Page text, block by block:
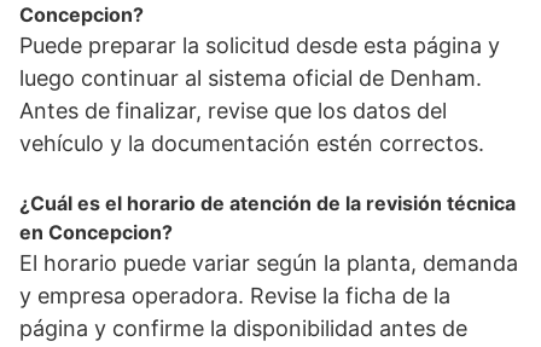
Concepcion?
Puede preparar la solicitud desde esta página y
luego continuar al sistema oficial de Denham.
Antes de finalizar, revise que los datos del
vehículo y la documentación estén correctos.
¿Cuál es el horario de atención de la revisión técnica
en Concepcion?
El horario puede variar según la planta, demanda
y empresa operadora. Revise la ficha de la
página y confirme la disponibilidad antes de